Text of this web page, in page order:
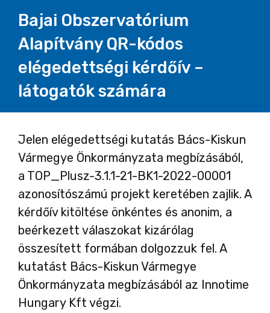
Bajai Obszervatórium
Alapítvány QR-kódos
elégedettségi kérdőív –
látogatók számára
Oldal
1
Jelen elégedettségi kutatás Bács-Kiskun
Vármegye Önkormányzata megbízásából,
a TOP_Plusz-3.1.1-21-BK1-2022-00001
azonosítószámú projekt keretében zajlik. A
kérdőív kitöltése önkéntes és anonim, a
beérkezett válaszokat kizárólag
összesített formában dolgozzuk fel. A
kutatást Bács-Kiskun Vármegye
Önkormányzata megbízásából az Innotime
Hungary Kft végzi.